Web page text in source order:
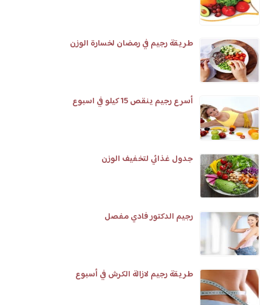
طريقة رجيم في رمضان لخسارة الوزن
أسرع رجيم ينقص 15 كيلو في اسبوع
جدول غذائي لتخفيف الوزن
رجيم الدكتور فادي مفصل
طريقة رجيم لازالة الكرش في أسبوع